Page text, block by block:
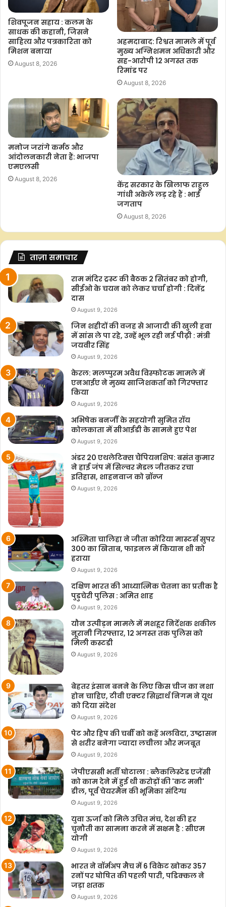
शिवपूजन सहाय : कलम के
साधक की कहानी, जिसने
साहित्य और पत्रकारिता को
मिशन बनाया
August 8, 2026
अहमदाबाद: रिश्वत मामले में पूर्व
मुख्य अग्निशमन अधिकारी और
सह-आरोपी 12 अगस्त तक
रिमांड पर
August 8, 2026
मनोज जरांगे कर्मठ और
आंदोलनकारी नेता हैं: भाजपा
एमएलसी
August 8, 2026
केंद्र सरकार के खिलाफ राहुल
गांधी अकेले लड़ रहे हैं : भाई
जगताप
August 8, 2026
ताज़ा समाचार
राम मंदिर ट्रस्ट की बैठक 2 सितंबर को होगी,
सीईओ के चयन को लेकर चर्चा होगी : दिनेंद्र
दास
August 9, 2026
जिन शहीदों की वजह से आजादी की खुली हवा
में सांस ले पा रहे, उन्हें भूल रही नई पीढ़ी : मंत्री
जयवीर सिंह
August 9, 2026
केरल: मलप्पुरम अवैध विस्फोटक मामले में
एनआईए ने मुख्य साजिशकर्ता को गिरफ्तार
किया
August 9, 2026
अभिषेक बनर्जी के सहयोगी सुमित रॉय
कोलकाता में सीआईडी के सामने हुए पेश
August 9, 2026
अंडर 20 एथलेटिक्स चैंपियनशिप: बसंत कुमार
ने हाई जंप में सिल्वर मेडल जीतकर रचा
इतिहास, शाहनवाज को ब्रॉन्ज
August 9, 2026
अश्मिता चालिहा ने जीता कोरिया मास्टर्स सुपर
300 का खिताब, फाइनल में कियान शी को
हराया
August 9, 2026
दक्षिण भारत की आध्यात्मिक चेतना का प्रतीक है
पुडुचेरी पुलिस : अमित शाह
August 9, 2026
यौन उत्पीड़न मामले में मशहूर निर्देशक शकील
नूरानी गिरफ्तार, 12 अगस्त तक पुलिस को
मिली कस्टडी
August 9, 2026
बेहतर इंसान बनने के लिए किस चीज का नशा
होन चाहिए, टीवी एक्टर सिद्धार्थ निगम ने यूथ
को दिया संदेश
August 9, 2026
पेट और हिप की चर्बी को कहें अलविदा, उष्ट्रासन
से शरीर बनेगा ज्यादा लचीला और मजबूत
August 9, 2026
जेपीएससी भर्ती घोटाला : ब्लैकलिस्टेड एजेंसी
को काम देने में हुई थी करोड़ों की 'कट मनी'
डील, पूर्व चेयरमैन की भूमिका संदिग्ध
August 9, 2026
युवा ऊर्जा को मिले उचित मंच, देश की हर
चुनौती का सामना करने में सक्षम है : सीएम
योगी
August 9, 2026
भारत ने वॉर्मअप मैच में 6 विकेट खोकर 357
रनों पर घोषित की पहली पारी, पडिक्कल ने
जड़ा शतक
August 9, 2026